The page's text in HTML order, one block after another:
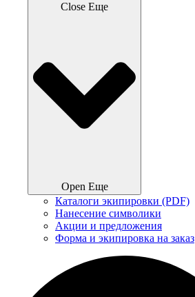
Close Еще
Open Еще
Каталоги экипировки (PDF)
Нанесение символики
Акции и предложения
Форма и экипировка на заказ